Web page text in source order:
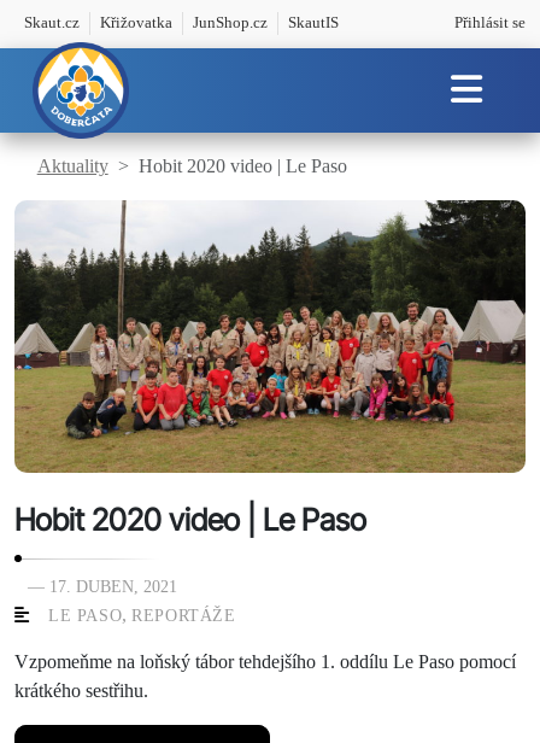
Skaut.cz Křižovatka JunShop.cz SkautIS Přihlásit se
Aktuality Hobit 2020 video | Le Paso
Hobit 2020 video | Le Paso
— 17. DUBEN, 2021
LE PASO,REPORTÁŽE
Vzpomeňme na loňský tábor tehdejšího 1. oddílu Le Paso pomocí
krátkého sestřihu.